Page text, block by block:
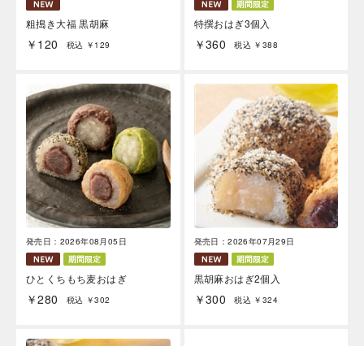
粗搗き大福 黒胡麻
￥120 税込 ￥129
特撰おはぎ3個入
￥360 税込 ￥388
発売日：2026年08月05日
ひとくちもち麦おはぎ
￥280 税込 ￥302
発売日：2026年07月29日
黒胡麻おはぎ2個入
￥300 税込 ￥324